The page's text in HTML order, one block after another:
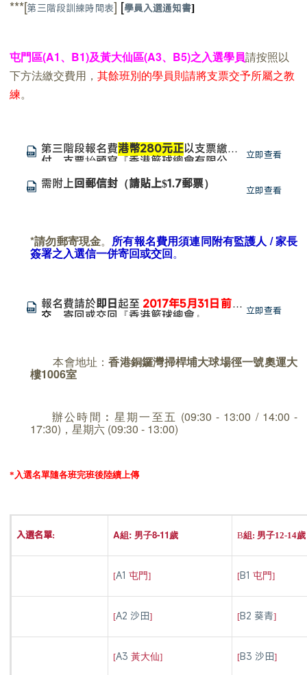
***[第三階段訓練時間表] [學員入選通知書]
屯門區(A1、B1)及黃大仙區(A3、B5)之入選學員請按照以
下方法繳交費用，其餘班別的學員則請將支票交予所屬之教
練。
第三階段報名費港幣280元正以支票繳
付，支票抬頭寫『香港籃球總會有限公
電話及入選編號。
立即查看
需附上回郵信封（請貼上$1.7郵票） 立即查看
*請勿郵寄現金。 所有報名費用須連同附有監護人 /家長
簽署之入選信一併寄回或交回。
報名費請於即日起至 2017年5月31日前繳
交 ，寄回或交回『香港籃球總會』。 立即查看
本會地址：香港銅鑼灣掃桿埔大球場徑一號奧運大
樓1006室
辦公時間︰星期一至五 (09:30 - 13:00 / 14:00 -
17:30)，星期六 (09:30 - 13:00)
* 入選名單隨各班完班後陸續上傳
入選名單: A組: 男子8-11歲 B組: 男子12-14歲
[A1屯門] [B1屯門]
[A2 沙田] [B2 葵青]
[A3黃大仙] [B3 沙田]